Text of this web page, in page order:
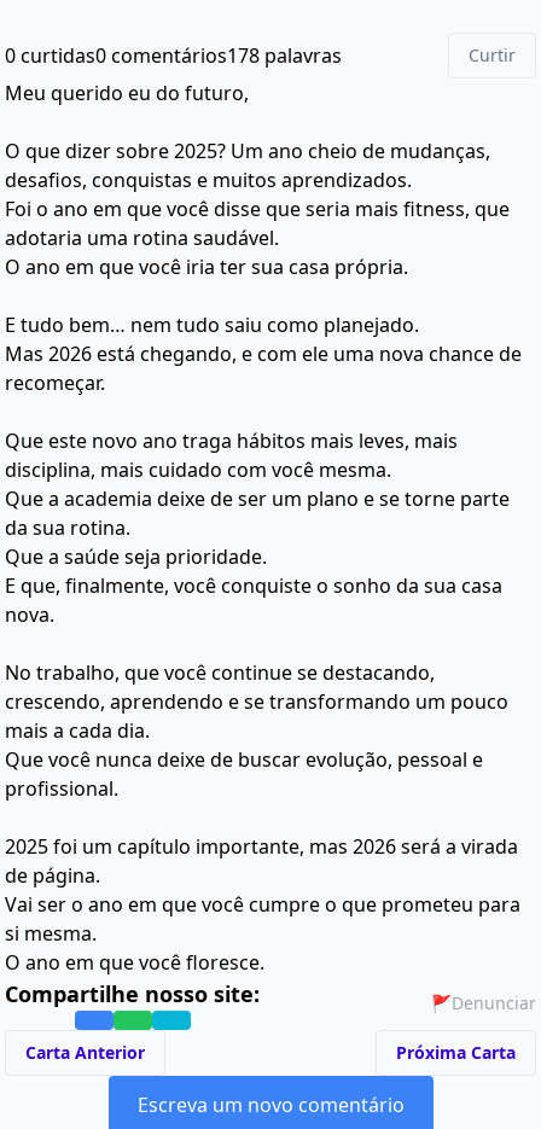
0 curtidas0 comentários178 palavras Curtir
Meu querido eu do futuro,
O que dizer sobre 2025? Um ano cheio de mudanças,
desafios, conquistas e muitos aprendizados.
Foi o ano em que você disse que seria mais fitness, que
adotaria uma rotina saudável.
O ano em que você iria ter sua casa própria.
E tudo bem… nem tudo saiu como planejado.
Mas 2026 está chegando, e com ele uma nova chance de
recomeçar.
Que este novo ano traga hábitos mais leves, mais
disciplina, mais cuidado com você mesma.
Que a academia deixe de ser um plano e se torne parte
da sua rotina.
Que a saúde seja prioridade.
E que, finalmente, você conquiste o sonho da sua casa
nova.
No trabalho, que você continue se destacando,
crescendo, aprendendo e se transformando um pouco
mais a cada dia.
Que você nunca deixe de buscar evolução, pessoal e
profissional.
2025 foi um capítulo importante, mas 2026 será a virada
de página.
Vai ser o ano em que você cumpre o que prometeu para
si mesma.
O ano em que você floresce.
Compartilhe nosso site: 🚩Denunciar
Carta Anterior Próxima Carta
Escreva um novo comentário